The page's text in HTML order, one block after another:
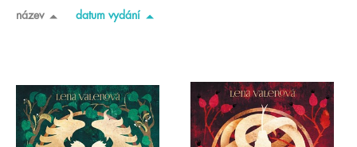
název datum vydání